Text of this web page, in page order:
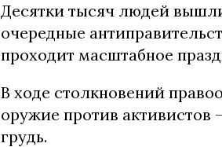
Десятки тысяч людей
очередные
проходит масштабное
В ходе столкновений
оружие против активистов
грудь.